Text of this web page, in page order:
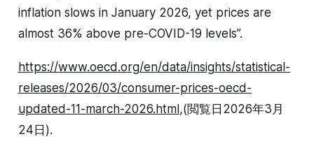
inflation slows in January 2026, yet prices are
almost 36% above pre-COVID-19 levels”.
https://www.oecd.org/en/data/insights/statistical-
releases/2026/03/consumer-prices-oecd-
updated-11-march-2026.html ,(閲覧日2026年3月
24日).